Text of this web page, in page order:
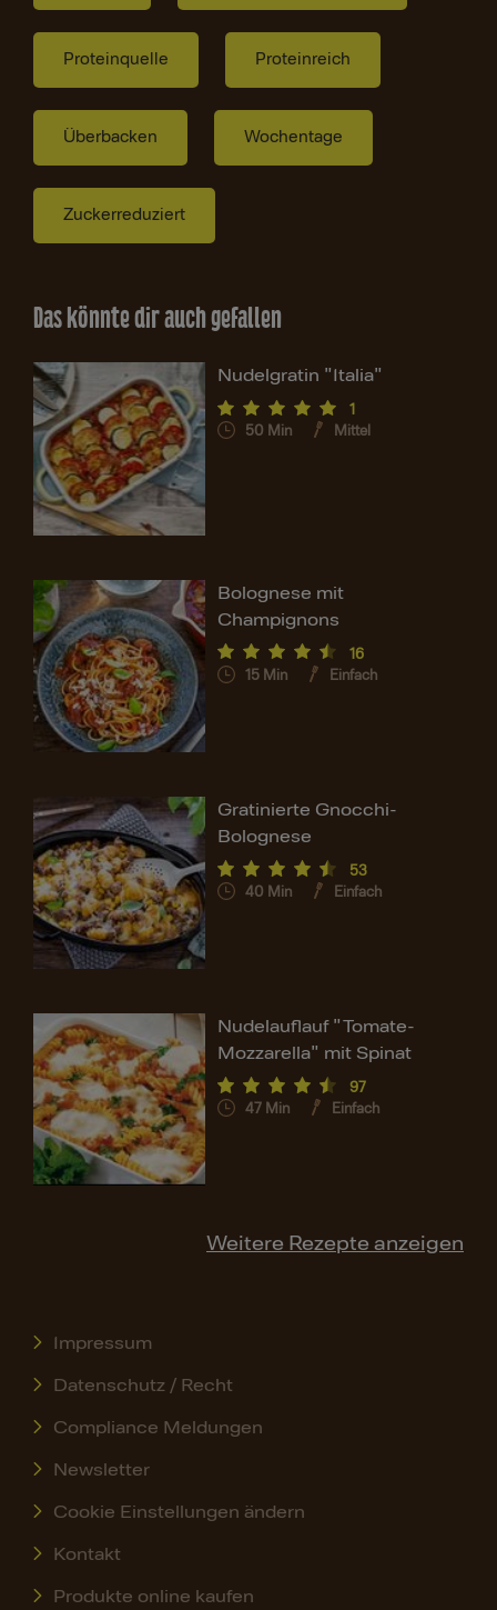
Proteinquelle Proteinreich
Überbacken Wochentage
Zuckerreduziert
Das könnte dir auch gefallen
Nudelgratin "Italia"
1
50 Min Mittel
Bolognese mit
Champignons
16
15 Min Einfach
Gratinierte Gnocchi-
Bolognese
53
40 Min Einfach
Nudelauflauf "Tomate-
Mozzarella" mit Spinat
97
47 Min Einfach
Weitere Rezepte anzeigen
Impressum
Datenschutz / Recht
Compliance Meldungen
Newsletter
Cookie Einstellungen ändern
Kontakt
Produkte online kaufen